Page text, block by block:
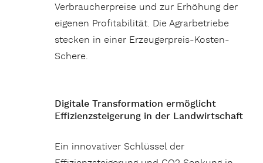
Verbraucherpreise und zur Erhöhung der
eigenen Profitabilität. Die Agrarbetriebe
stecken in einer Erzeugerpreis-Kosten-
Schere.
Digitale Transformation ermöglicht
Effizienzsteigerung in der Landwirtschaft
Ein innovativer Schlüssel der